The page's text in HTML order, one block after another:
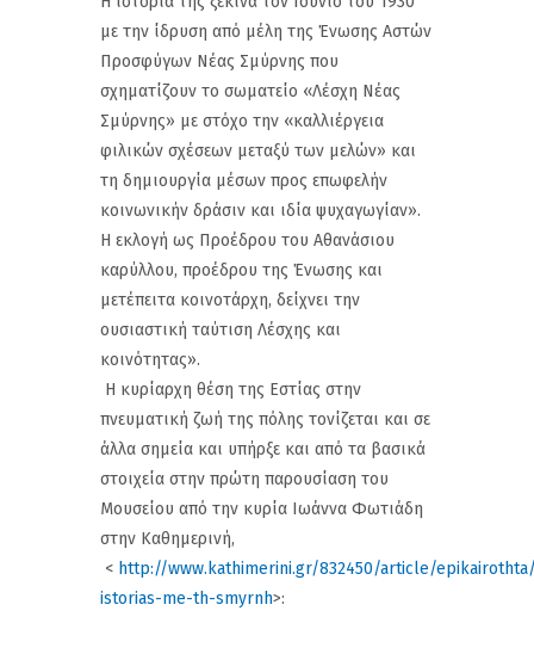
με την ίδρυση από μέλη της Ένωσης Αστών
Προσφύγων Νέας Σμύρνης που
σχηματίζουν το σωματείο «Λέσχη Νέας
Σμύρνης» με στόχο την «καλλιέργεια
φιλικών σχέσεων μεταξύ των μελών» και
τη δημιουργία μέσων προς επωφελήν
κοινωνικήν δράσιν και ιδία ψυχαγωγίαν».
Η εκλογή ως Προέδρου του Αθανάσιου
καρύλλου, προέδρου της Ένωσης και
μετέπειτα κοινοτάρχη, δείχνει την
ουσιαστική ταύτιση Λέσχης και
κοινότητας».
Η κυρίαρχη θέση της Εστίας στην
πνευματική ζωή της πόλης τονίζεται και σε
άλλα σημεία και υπήρξε και από τα βασικά
στοιχεία στην πρώτη παρουσίαση του
Μουσείου από την κυρία Ιωάννα Φωτιάδη
στην Καθημερινή,
< http://www.kathimerini.gr/832450/article/
istorias-me-th-smyrnh>: